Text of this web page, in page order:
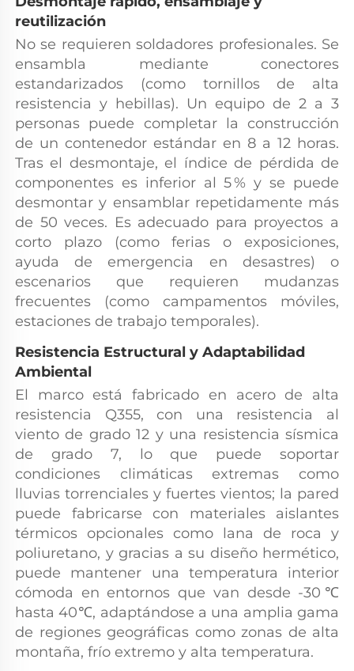
reutilización
No se requieren soldadores profesionales. Se
ensambla mediante conectores
estandarizados (como tornillos de alta
resistencia y hebillas). Un equipo de 2 a 3
personas puede completar la construcción
de un contenedor estándar en 8 a 12 horas.
Tras el desmontaje, el índice de pérdida de
componentes es inferior al 5 % y se puede
desmontar y ensamblar repetidamente más
de 50 veces. Es adecuado para proyectos a
corto plazo (como ferias o exposiciones,
ayuda de emergencia en desastres) o
escenarios que requieren mudanzas
frecuentes (como campamentos móviles,
estaciones de trabajo temporales).
Resistencia Estructural y Adaptabilidad
Ambiental
El marco está fabricado en acero de alta
resistencia Q355, con una resistencia al
viento de grado 12 y una resistencia sísmica
de grado 7, lo que puede soportar
condiciones climáticas extremas como
lluvias torrenciales y fuertes vientos; la pared
puede fabricarse con materiales aislantes
térmicos opcionales como lana de roca y
poliuretano, y gracias a su diseño hermético,
puede mantener una temperatura interior
cómoda en entornos que van desde -30℃
hasta 40℃, adaptándose a una amplia gama
de regiones geográficas como zonas de alta
montaña, frío extremo y alta temperatura.